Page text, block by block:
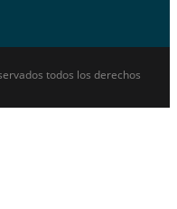
todos los derechos